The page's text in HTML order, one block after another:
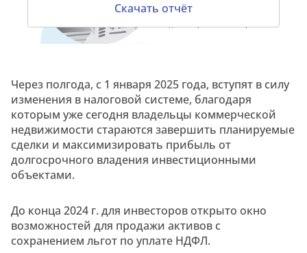
Скачать отчёт
Через полгода, с 1 января 2025 года, вступят в силу
изменения в налоговой системе, благодаря
которым уже сегодня владельцы коммерческой
недвижимости стараются завершить планируемые
сделки и максимизировать прибыль от
долгосрочного владения инвестиционными
объектами.
До конца 2024 г. для инвесторов открыто окно
возможностей для продажи активов с
сохранением льгот по уплате НДФЛ.